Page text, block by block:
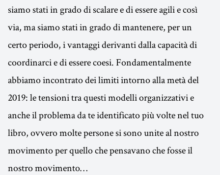
siamo stati in grado di scalare e di essere agili e così
via, ma siamo stati in grado di mantenere, per un
certo periodo, i vantaggi derivanti dalla capacità di
coordinarci e di essere coesi. Fondamentalmente
abbiamo incontrato dei limiti intorno alla metà del
2019: le tensioni tra questi modelli organizzativi e
anche il problema da te identificato più volte nel tuo
libro, ovvero molte persone si sono unite al nostro
movimento per quello che pensavano che fosse il
nostro movimento…